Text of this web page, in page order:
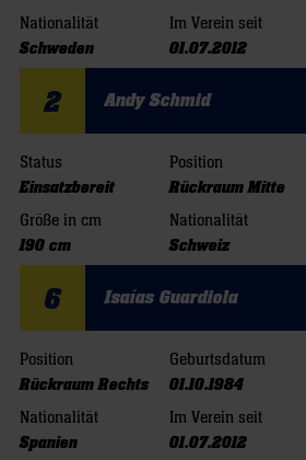
Nationalität
Schweden
Im Verein seit
01.07.2012
2 Andy Schmid
Status
Einsatzbereit
Position
Rückraum Mitte
Größe in cm
190 cm
Nationalität
Schweiz
6 Isaías Guardiola
Position
Rückraum Rechts
Geburtsdatum
01.10.1984
Nationalität
Spanien
Im Verein seit
01.07.2012